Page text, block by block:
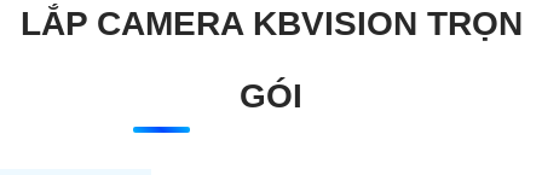
LẮP CAMERA KBVISION TRỌN
GÓI